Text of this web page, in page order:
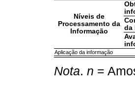
Níveis de
Processamento da
Informação
da
Aplicação da informação
Nota. n =